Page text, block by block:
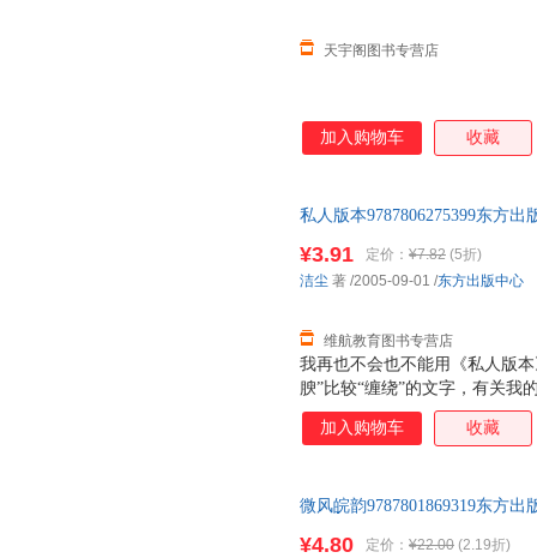
天宇阁图书专营店
加入购物车 收藏
私人版本9787806275399东方
我再也不会也不能用《私人版
腴”比较“缠绕”的文字，有关我
来的审美快感。那是我美好的
是，于喜欢我文字的读者。
¥3.91 定价： ¥7.82 (5折)
维航教育图书专营店
洁尘 著 /2005-09-01 /东方出版中心
加入购物车 收藏
微风皖韵9787801869319东方
¥4.80 定价： ¥22.00 (2.19折)